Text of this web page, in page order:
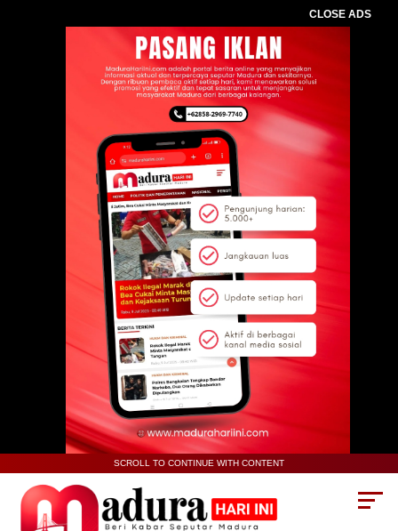
CLOSE ADS
SCROLL TO CONTINUE WITH CONTENT